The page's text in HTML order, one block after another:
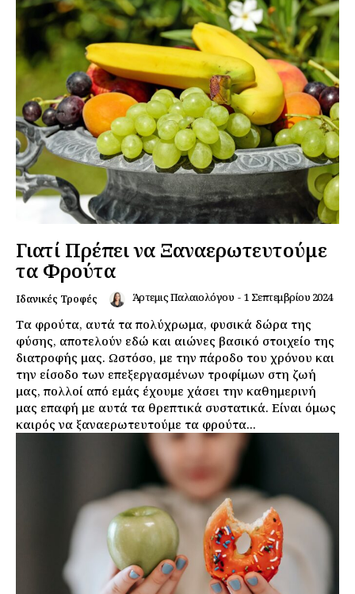
Γιατί Πρέπει να Ξαναερωτευτούμε
τα Φρούτα
Ιδανικές Τροφές Άρτεμις Παλαιολόγου - 1 Σεπτεμβρίου 2024
Τα φρούτα, αυτά τα πολύχρωμα, φυσικά δώρα της
φύσης, αποτελούν εδώ και αιώνες βασικό στοιχείο της
διατροφής μας. Ωστόσο, με την πάροδο του χρόνου και
την είσοδο των επεξεργασμένων τροφίμων στη ζωή
μας, πολλοί από εμάς έχουμε χάσει την καθημερινή
μας επαφή με αυτά τα θρεπτικά συστατικά. Είναι όμως
καιρός να ξαναερωτευτούμε τα φρούτα...